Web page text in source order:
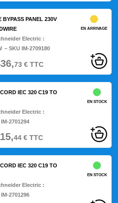
BYPASS PANEL 230V
Electric :
– SKU IM-2709180
EN ARRIVAGE
73€TTC
IEC 320 C19 TO
Electric :
2701294
EN STOCK
44€TTC
IEC 320 C19 TO
Electric :
2701296
EN STOCK